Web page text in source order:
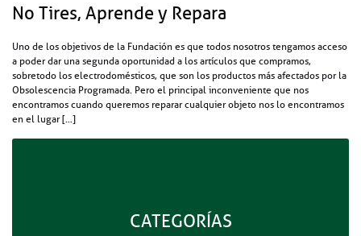
No Tires, Aprende y Repara
Uno de los objetivos de la Fundación es que todos nosotros tengamos acceso
a poder dar una segunda oportunidad a los artículos que compramos,
sobretodo los electrodomésticos, que son los productos más afectados por la
Obsolescencia Programada. Pero el principal inconveniente que nos
encontramos cuando queremos reparar cualquier objeto nos lo encontramos
en el lugar […]
CATEGORÍAS